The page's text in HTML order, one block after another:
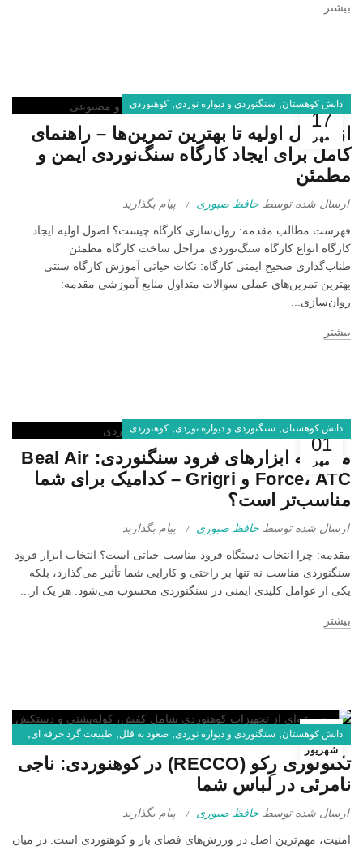
بیشتر
17
مهر
دانش کوهستان سنگنوردی و دیواره نوردی کوهنوردی
از اصول اولیه تا بهترین تمرین‌ها – راهنمای
کامل برای ایجاد کارگاه سنگ‌نوردی ایمن و
مطمئن
ارسال شده توسط حافظ صبوری پیام بگذارید
فهرست مطالب مقدمه: روان‌سازی کارگاه چیست؟ اصول اولیه ایجاد
کارگاه انواع کارگاه سنگ‌نوردی مراحل ساخت کارگاه مطمئن
طناب‌گذاری صحیح ایمنی کارگاه: نکات حیاتی آموزش کارگاه سنتی
بهترین تمرین‌های عملی سوالات متداول منابع آموزشی مقدمه:
روان‌سازی...
بیشتر
01
مهر
دانش کوهستان, سنگنوردی و دیواره نوردی, کوهنوردی
مقایسه ابزارهای فرود سنگنوردی: Beal Air
Force، ATC و Grigri – کدامیک برای شما
مناسب‌تر است؟
ارسال شده توسط حافظ صبوری پیام بگذارید
مقدمه: چرا انتخاب دستگاه فرود مناسب حیاتی است؟ انتخاب ابزار فرود
سنگنوردی مناسب نه تنها بر راحتی و کارایی شما تأثیر می‌گذارد، بلکه
یکی از عوامل کلیدی ایمنی در سنگنوردی محسوب می‌شود. هر یک از...
بیشتر
28
شهریور
دانش کوهستان, سنگنوردی و دیواره نوردی, صعود به قلل, طبیعت گرد حرفه ای,
قلل مرتفع کوهنوردی کوهنوردی با اسکی
تکنولوژی رِکو (RECCO) در کوهنوردی: ناجی
نامرئی در لباس شما
ارسال شده توسط حافظ صبوری پیام بگذارید
امنیت، مهم‌ترین اصل در ورزش‌های فضای باز و کوهنوردی است. در میان